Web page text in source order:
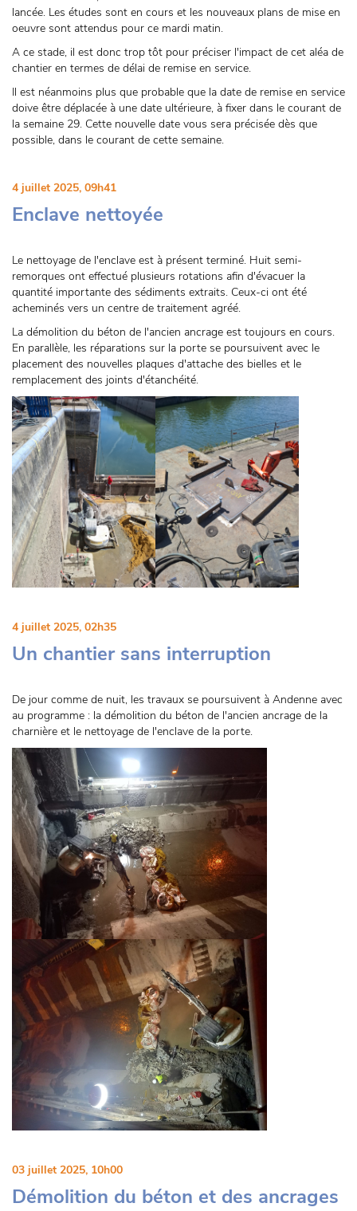
lancée. Les études sont en cours et les nouveaux plans de mise en
oeuvre sont attendus pour ce mardi matin.
A ce stade, il est donc trop tôt pour préciser l'impact de cet aléa de
chantier en termes de délai de remise en service.
Il est néanmoins plus que probable que la date de remise en service
doive être déplacée à une date ultérieure, à fixer dans le courant de
la semaine 29. Cette nouvelle date vous sera précisée dès que
possible, dans le courant de cette semaine.
4 juillet 2025, 09h41
Enclave nettoyée
Le nettoyage de l'enclave est à présent terminé. Huit semi-
remorques ont effectué plusieurs rotations afin d'évacuer la
quantité importante des sédiments extraits. Ceux-ci ont été
acheminés vers un centre de traitement agréé.
La démolition du béton de l'ancien ancrage est toujours en cours.
En parallèle, les réparations sur la porte se poursuivent avec le
placement des nouvelles plaques d'attache des bielles et le
remplacement des joints d'étanchéité.
4 juillet 2025, 02h35
Un chantier sans interruption
De jour comme de nuit, les travaux se poursuivent à Andenne avec
au programme : la démolition du béton de l'ancien ancrage de la
charnière et le nettoyage de l'enclave de la porte.
03 juillet 2025, 10h00
Démolition du béton et des ancrages